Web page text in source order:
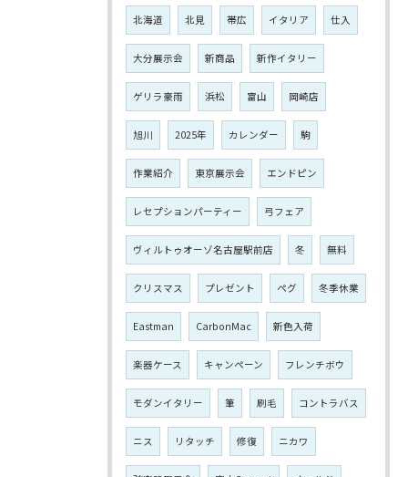
北海道 北見 帯広 イタリア 仕入
大分展示会 新商品 新作イタリー
ゲリラ豪雨 浜松 富山 岡崎店
旭川 2025年 カレンダー 駒
作業紹介 東京展示会 エンドピン
レセプションパーティー 弓フェア
ヴィルトゥオーゾ名古屋駅前店 冬 無料
クリスマス プレゼント ペグ 冬季休業
Eastman CarbonMac 新色入荷
楽器ケース キャンペーン フレンチボウ
モダンイタリー 筆 刷毛 コントラバス
ニス リタッチ 修復 ニカワ